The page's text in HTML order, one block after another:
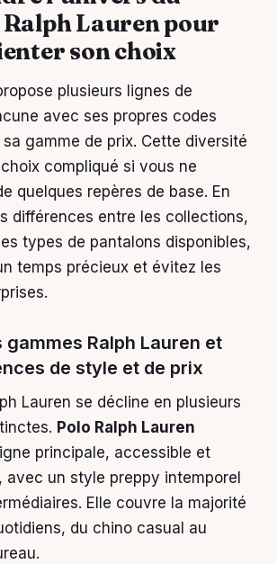
Lauren pour
son choix
plusieurs lignes de
avec ses propres codes
gamme de prix. Cette diversité
compliqué si vous ne
quelques repères de base. En
différences entre les collections,
types de pantalons disponibles,
temps précieux et évitez les
gammes Ralph Lauren et
de style et de prix
Lauren se décline en plusieurs
Polo Ralph Lauren
principale, accessible et
avec un style preppy intemporel
Elle couvre la majorité
du chino casual au